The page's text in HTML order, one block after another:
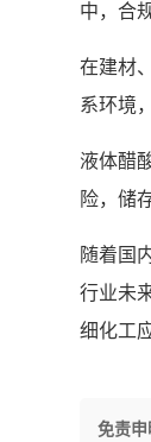
中，合
在建材
系环境
液体醋
险，储
随着国
行业未
细化工
免责申